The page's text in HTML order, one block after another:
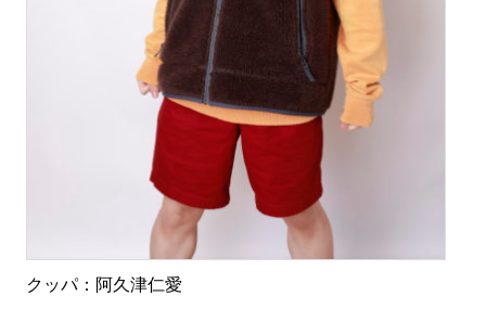
クッパ：阿久津仁愛